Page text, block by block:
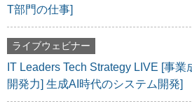
T部門の仕事]
ライブウェビナー
IT Leaders Tech Strategy LIVE [事
開発力] 生成AI時代のシステム開発]